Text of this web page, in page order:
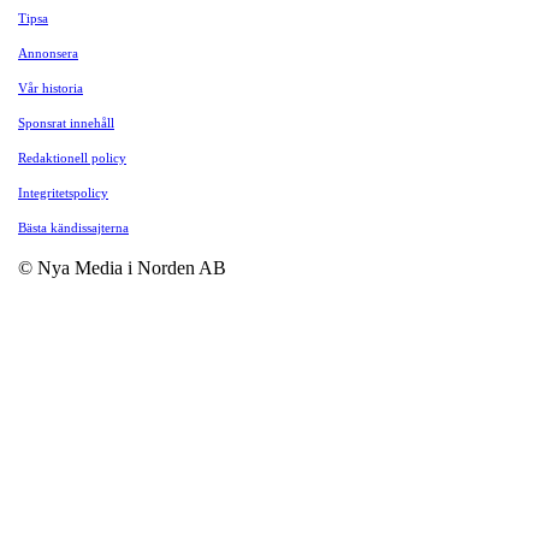
Tipsa
Annonsera
Vår historia
Sponsrat innehåll
Redaktionell policy
Integritetspolicy
Bästa kändissajterna
© Nya Media i Norden AB